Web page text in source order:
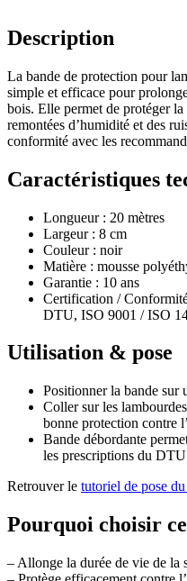
Description
La bande de protection pour
simple et efficace pour
bois. Elle permet de protéger
remontées d’humidité et des
conformité avec les
Caractéristiques
Longueur : 20 mètres
Largeur : 8 cm
Couleur : noir
Matière : mousse
Garantie : 10 ans
Certification /
DTU, ISO 9001 / ISO
Utilisation & pose
Positionner la bande sur
Coller sur les
bonne protection contre
Bande débordante
les prescriptions du
Retrouver le tutoriel de pose
Pourquoi choisir
– Allonge la durée de vie de la